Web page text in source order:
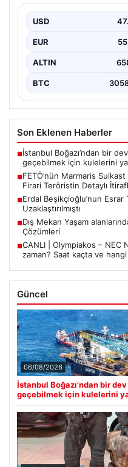
15 Temmuz 2016
girişimin…
USD
EUR
ALTIN
BTC
Son Eklenen Haberler
■İstanbul Boğazı’ndan bir
geçebilmek için kulelerini
■FETÖ’nün Marmaris Suikast
Firari Teröristin Detaylı
■Erdal Beşikçioğlu’nun
Uzaklaştırılmıştı
■Dış Mekan Yaşam
Çözümleri
■CANLI | Olympiakos – NEC
zaman? Saat kaçta ve
Güncel
06/08/2026
İstanbul Boğazı’ndan bir
geçebilmek için kulelerini